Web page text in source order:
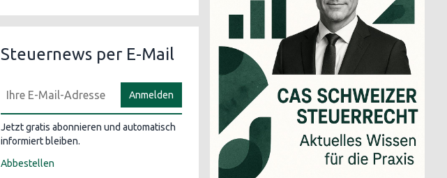
Steuernews per E-Mail
Anmelden
Jetzt gratis abonnieren und automatisch
informiert bleiben.
Abbestellen